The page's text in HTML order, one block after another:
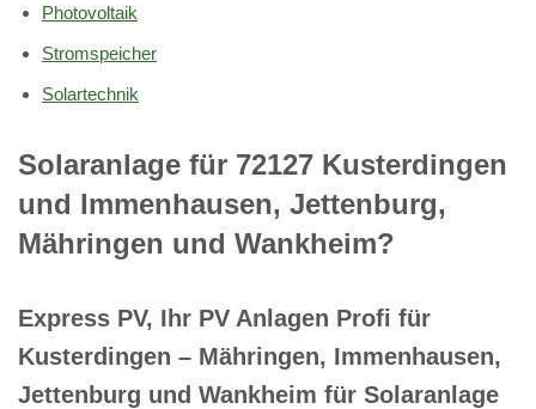
Photovoltaik
Stromspeicher
Solartechnik
Solaranlage für 72127 Kusterdingen
und Immenhausen, Jettenburg,
Mähringen und Wankheim?
Express PV, Ihr PV Anlagen Profi für
Kusterdingen – Mähringen, Immenhausen,
Jettenburg und Wankheim für Solaranlage